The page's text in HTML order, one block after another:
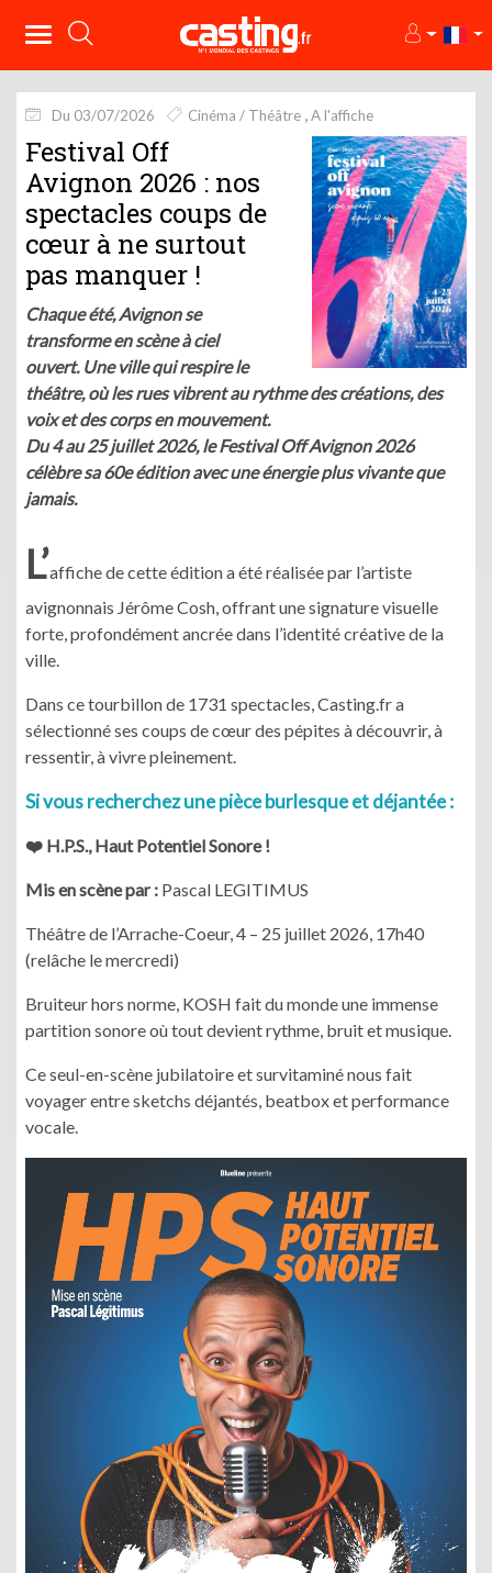
Du 03/07/2026 Cinéma / Théâtre A l'affiche
Festival Off
Avignon 2026 : nos
spectacles coups de
cœur à ne surtout
pas manquer !
Chaque été, Avignon se
transforme en scène à ciel
ouvert. Une ville qui respire le
théâtre, où les rues vibrent au rythme des créations, des
voix et des corps en mouvement.
Du 4 au 25 juillet 2026, le Festival Off Avignon 2026
célèbre sa 60e édition avec une énergie plus vivante que
jamais.
L’affiche de cette édition a été réalisée par l’artiste
avignonnais Jérôme Cosh, offrant une signature visuelle
forte, profondément ancrée dans l’identité créative de la
ville.
Dans ce tourbillon de 1731 spectacles, Casting.fr a
sélectionné ses coups de cœur des pépites à découvrir, à
ressentir, à vivre pleinement.
Si vous recherchez une pièce burlesque et déjantée :
❤️ H.P.S., Haut Potentiel Sonore !
Mis en scène par : Pascal LEGITIMUS
Théâtre de l’Arrache-Coeur, 4 – 25 juillet 2026, 17h40
(relâche le mercredi)
Bruiteur hors norme, KOSH fait du monde une immense
partition sonore où tout devient rythme, bruit et musique.
Ce seul-en-scène jubilatoire et survitaminé nous fait
voyager entre sketchs déjantés, beatbox et performance
vocale.